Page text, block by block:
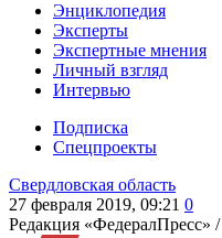
Энциклопедия
Эксперты
Экспертные мнения
Личный взгляд
Интервью
Подписка
Спецпроекты
Свердловская область
27 февраля 2019, 09:21 0
Редакция «ФедералПресс» /